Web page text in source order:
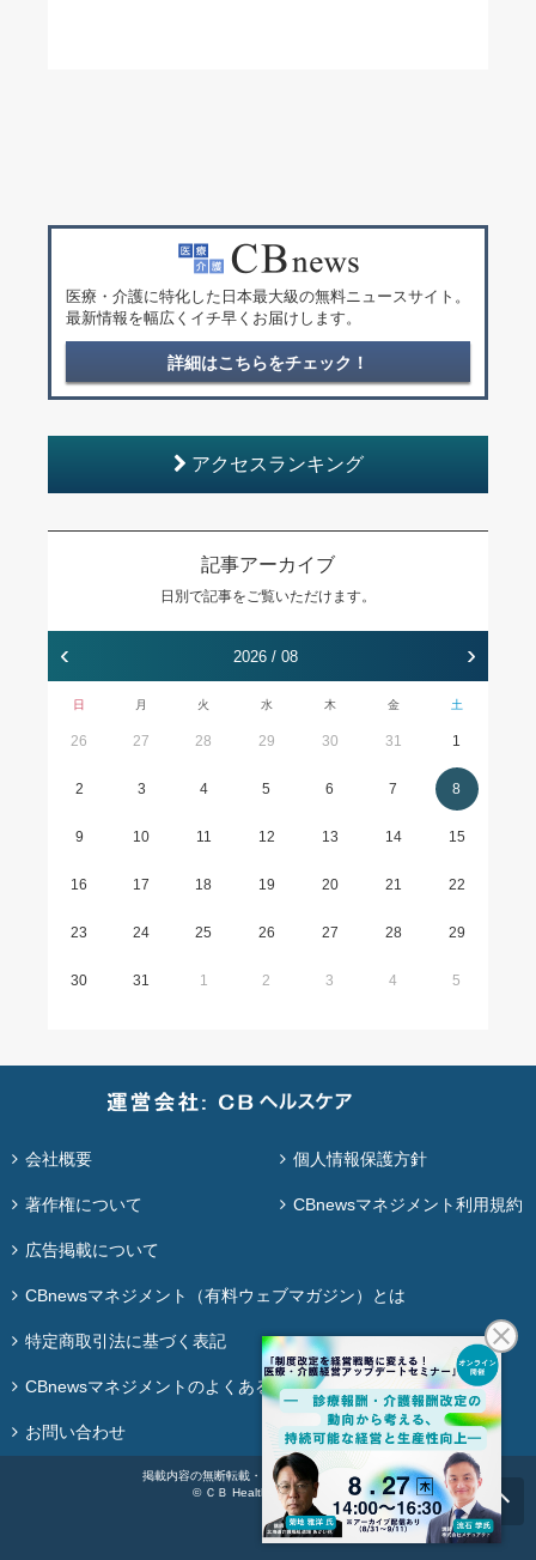
医療・介護に特化した日本最大級の無料ニュースサイト。
最新情報を幅広くイチ早くお届けします。
詳細はこちらをチェック！
アクセスランキング
記事アーカイブ
日別で記事をご覧いただけます。
‹ 2026 / 08 ›
日 月 火 水 木 金 土
26 27 28 29 30 31 1
2 3 4 5 6 7 8
9 10 11 12 13 14 15
16 17 18 19 20 21 22
23 24 25 26 27 28 29
30 31 1 2 3 4 5
会社概要 個人情報保護方針
著作権について CBnewsマネジメント利用規約
広告掲載について
CBnewsマネジメント（有料ウェブマガジン）とは
特定商取引法に基づく表記
CBnewsマネジメントのよくある質問
お問い合わせ
掲載内容の無断転載・再配布は固く禁じます。
© ＣＢ Healthcare Co., Ltd.